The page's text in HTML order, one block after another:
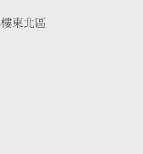
東北區